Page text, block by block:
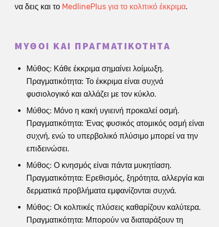
να δεις και το MedlinePlus για το κολπικό έκκριμα.
ΜΎΘΟΙ ΚΑΙ ΠΡΑΓΜΑΤΙΚΌΤΗΤΑ
Μύθος: Κάθε έκκριμα σημαίνει λοίμωξη.
Πραγματικότητα: Το έκκριμα είναι συχνά
φυσιολογικό και αλλάζει με τον κύκλο.
Μύθος: Μόνο η κακή υγιεινή προκαλεί οσμή.
Πραγματικότητα: Ένας φυσικός ατομικός οσμή είναι
συχνή, ενώ το υπερβολικό πλύσιμο μπορεί να την
επιδεινώσει.
Μύθος: Ο κνησμός είναι πάντα μυκητίαση.
Πραγματικότητα: Ερεθισμός, ξηρότητα, αλλεργία και
δερματικά προβλήματα εμφανίζονται συχνά.
Μύθος: Οι κολπικές πλύσεις καθαρίζουν καλύτερα.
Πραγματικότητα: Μπορούν να διαταράξουν τη